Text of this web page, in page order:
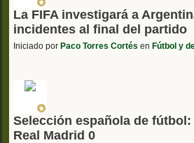
La FIFA investigará a
incidentes al final del partido
Iniciado por Paco Torres Cortés en Fútbol y
Selección española de fútbol:
Real Madrid 0